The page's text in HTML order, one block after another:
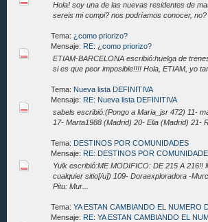
Hola! soy una de las nuevas residentes de
sereis mi compi? nos podríamos conocer,
Tema: ¿como priorizo?
Mensaje: RE: ¿como priorizo?
ETIAM-BARCELONA escribió:huelga de
si es que peor imposible!!!! Hola, ETIAM, yo
Tema: Nueva lista DEFINITIVA
Mensaje: RE: Nueva lista DEFINITIVA
sabels escribió:(Pongo a Maria_jsr 472) 11-
17- Marta1988 (Madrid) 20- Elia (Madrid) 21-
Tema: DESTINOS POR COMUNIDADES
Mensaje: RE: DESTINOS POR
Yulk escribió:ME MODIFICO: DE 215 A
cualquier sitio[/u]) 109- Doraexploradora -
Pitu: Mur...
Tema: YA ESTAN CAMBIANDO EL NUMERO
Mensaje: RE: YA ESTAN CAMBIANDO EL